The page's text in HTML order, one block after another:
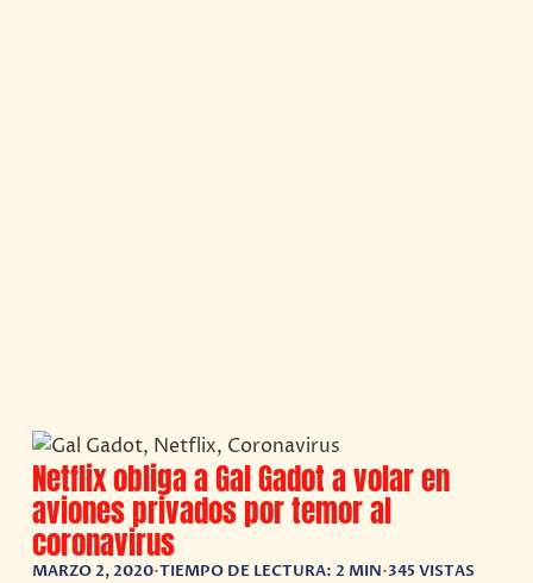
Netflix obliga a Gal Gadot a volar en
aviones privados por temor al
coronavirus
MARZO 2, 2020•TIEMPO DE LECTURA: 2 MIN•345 VISTAS